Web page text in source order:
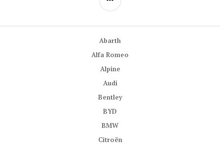
Abarth
Alfa Romeo
Alpine
Audi
Bentley
BYD
BMW
Citroën